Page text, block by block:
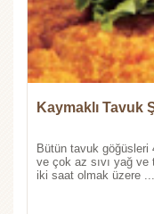
Kaymaklı Tavuk
Bütün tavuk göğüsleri
ve çok az sıvı yağ ve
iki saat olmak üzere ...